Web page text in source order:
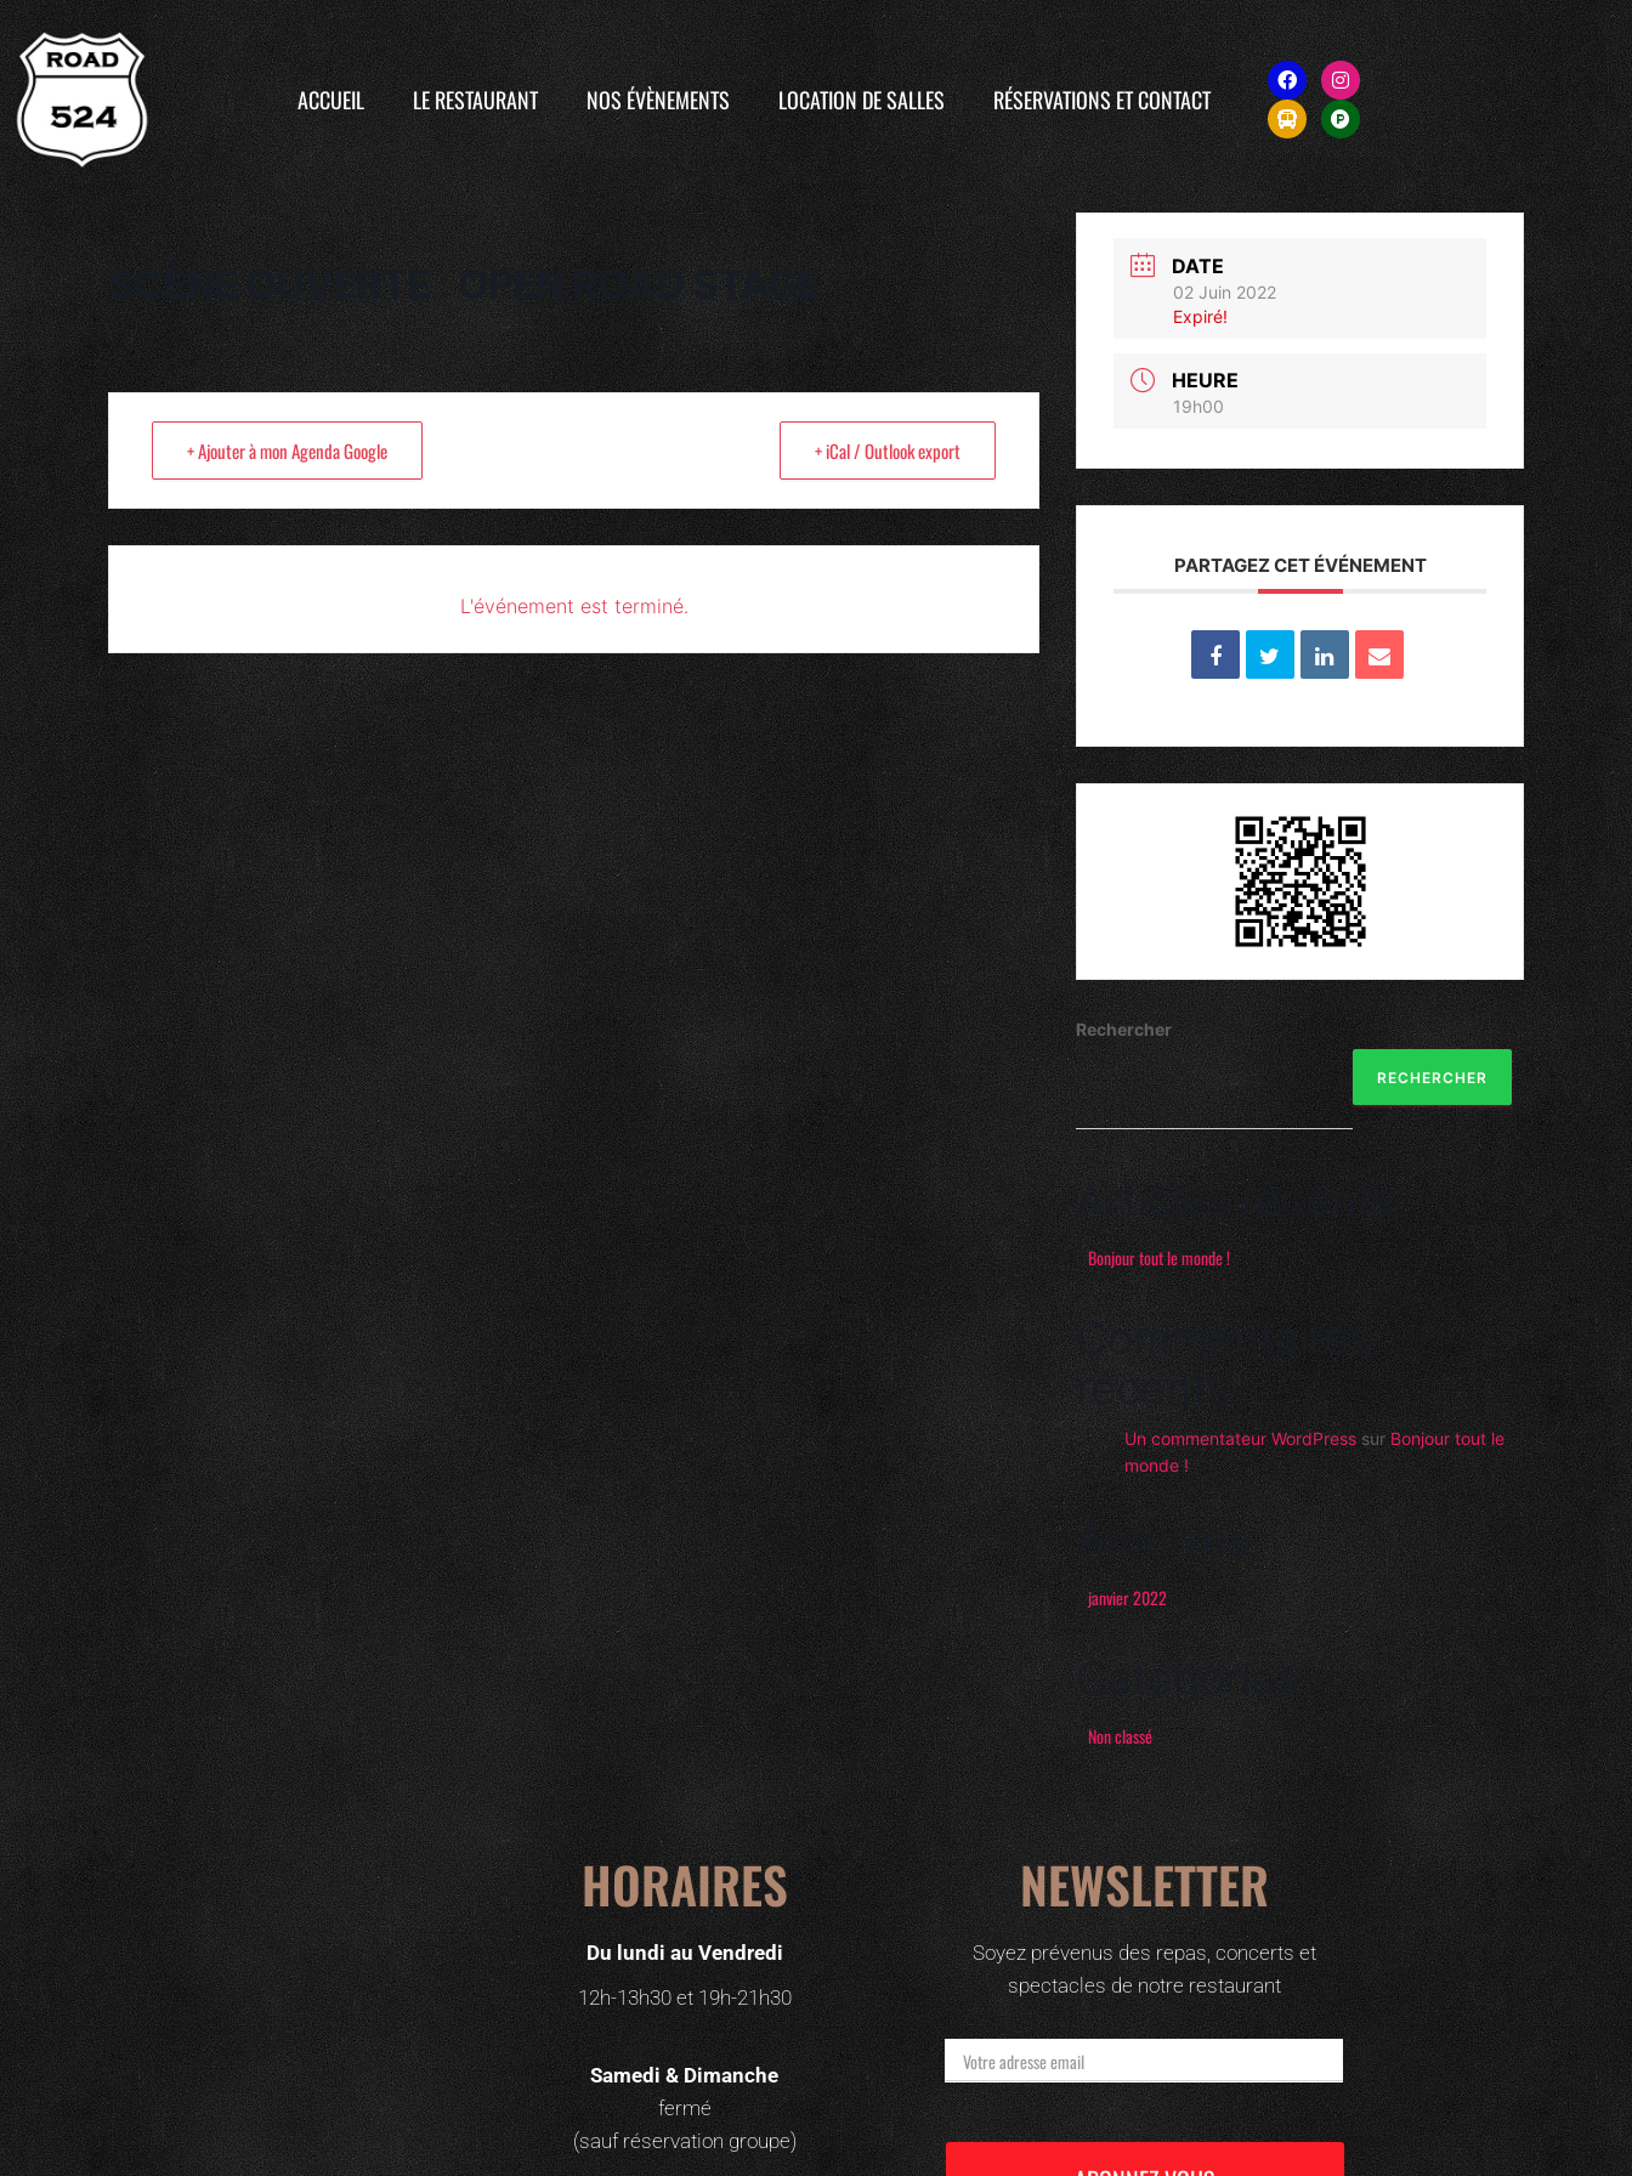
ACCUEIL LE RESTAURANT NOS ÉVÈNEMENTS LOCATION DE SALLES RÉSERVATIONS ET CONTACT
SCÈNE OUVERTE : OPEN ROAD STAGE
+ Ajouter à mon Agenda Google + iCal / Outlook export
L'événement est terminé.
DATE
02 Juin 2022
Expiré!
HEURE
19h00
PARTAGEZ CET ÉVÉNEMENT
Rechercher
RECHERCHER
Articles récents
Bonjour tout le monde !
Commentaires
récents
Un commentateur WordPresssurBonjour tout le
monde !
Archives
janvier 2022
Catégories
Non classé
HORAIRES
Du lundi au Vendredi
12h-13h30 et 19h-21h30
Samedi & Dimanche
fermé
(sauf réservation groupe)
NEWSLETTER
Soyez prévenus des repas, concerts et
spectacles de notre restaurant